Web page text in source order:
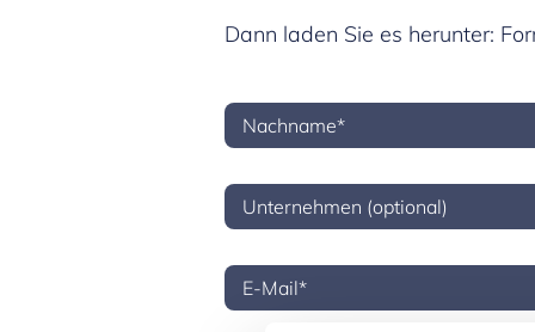
Dann laden Sie es herunter: